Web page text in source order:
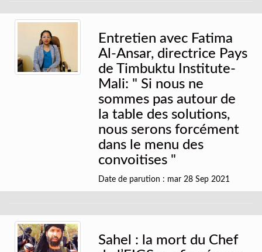
Entretien avec Fatima
Al-Ansar, directrice Pays
de Timbuktu Institute-
Mali: " Si nous ne
sommes pas autour de
la table des solutions,
nous serons forcément
dans le menu des
convoitises "
Date de parution : mar 28 Sep 2021
Sahel : la mort du Chef